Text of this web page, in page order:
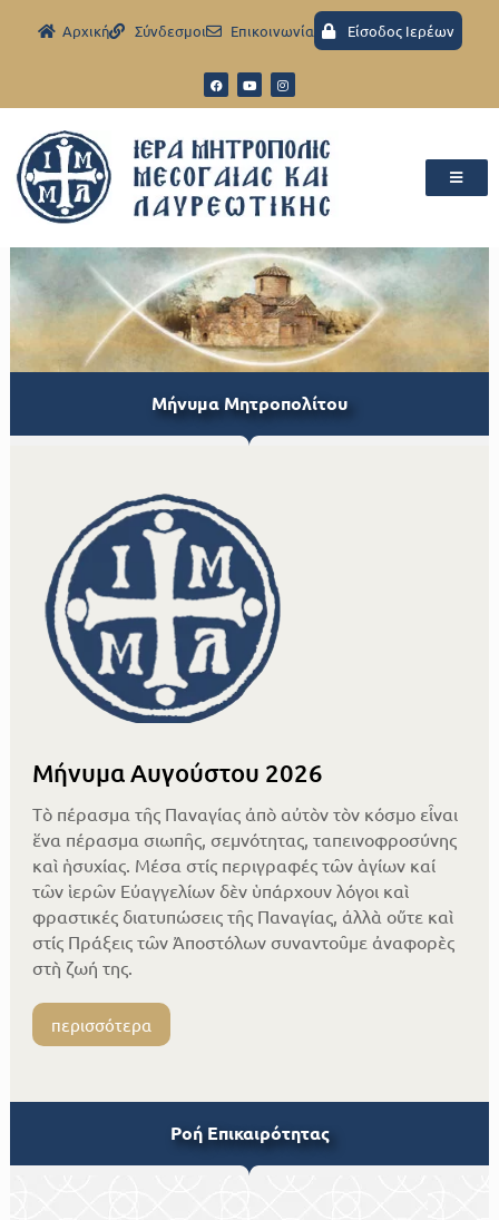
Aρχική Σύνδεσμοι Eπικοινωνία Είσοδος Ιερέων
Μήνυμα Μητροπολίτου
Μήνυμα Αυγούστου 2026
Τὸ πέρασμα τῆς Παναγίας ἀπὸ αὐτὸν τὸν κόσμο εἶναι
ἕνα πέρασμα σιωπῆς, σεμνότητας, ταπεινοφροσύνης
καὶ ἡσυχίας. Μέσα στίς περιγραφές τῶν ἁγίων καί
τῶν ἱερῶν Εὐαγγελίων δὲν ὑπάρχουν λόγοι καὶ
φραστικές διατυπώσεις τῆς Παναγίας, ἀλλὰ οὔτε καὶ
στίς Πράξεις τῶν Ἀποστόλων συναντοῦμε ἀναφορὲς
στὴ ζωή της.
περισσότερα
Ροή Επικαιρότητας